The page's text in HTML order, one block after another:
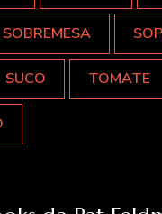
SOBREMESA
SUCO TOMATE